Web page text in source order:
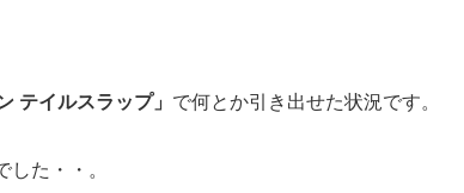
テイルスラップ」 で何とか引き出せた状況です。
た・・。